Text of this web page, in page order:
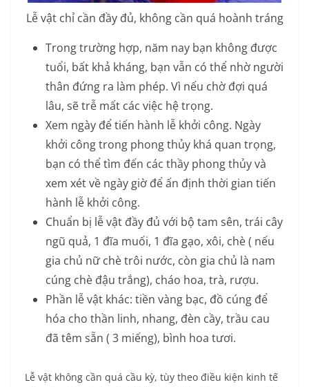
Lễ vật chỉ cần đầy đủ, không cần quá hoành tráng
Trong trường hợp, năm nay bạn không được
tuổi, bất khả kháng, bạn vẫn có thể nhờ người
thân đứng ra làm phép. Vì nếu chờ đợi quá
lâu, sẽ trễ mất các việc hệ trọng.
Xem ngày để tiến hành lễ khởi công. Ngày
khởi công trong phong thủy khá quan trọng,
bạn có thể tìm đến các thầy phong thủy và
xem xét về ngày giờ để ấn định thời gian tiến
hành lễ khởi công.
Chuẩn bị lễ vật đầy đủ với bộ tam sên, trái cây
ngũ quả, 1 đĩa muối, 1 đĩa gạo, xôi, chè ( nếu
gia chủ nữ chè trôi nước, còn gia chủ là nam
cúng chè đậu trắng), cháo hoa, trà, rượu.
Phần lễ vật khác: tiền vàng bạc, đồ cúng để
hóa cho thần linh, nhang, đèn cầy, trầu cau
đã têm sẵn ( 3 miếng), bình hoa tươi.
Lễ vật không cần quá cầu kỳ, tùy theo điều kiện kinh tế